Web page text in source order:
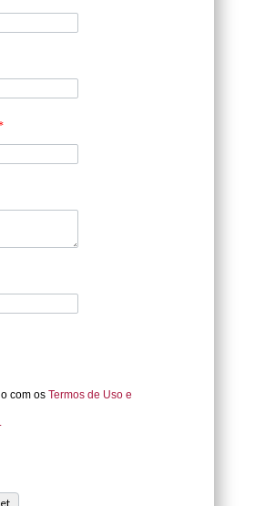
com os Termos de Uso e